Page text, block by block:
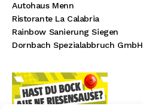
Autohaus Menn
Ristorante La Calabria
Rainbow Sanierung Siegen
Dornbach Spezialabbruch GmbH